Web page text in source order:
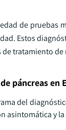
de
Estos
tratamiento de
páncreas en
del
asintomática y